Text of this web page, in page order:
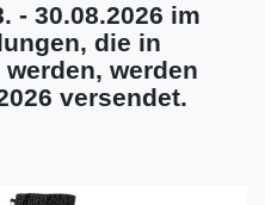
- 30.08.2026 im
die in
werden
versendet.